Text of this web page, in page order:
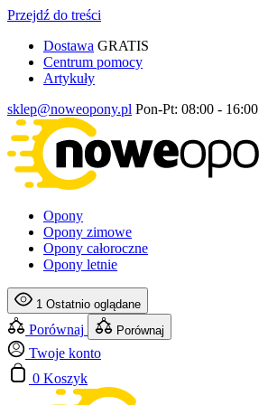
Przejdź do treści
Dostawa GRATIS
Centrum pomocy
Artykuły
sklep@noweopony.pl Pon-Pt: 08:00 - 16:00
Opony
Opony zimowe
Opony całoroczne
Opony letnie
1 Ostatnio oglądane
Porównaj Porównaj
Twoje konto
0 Koszyk